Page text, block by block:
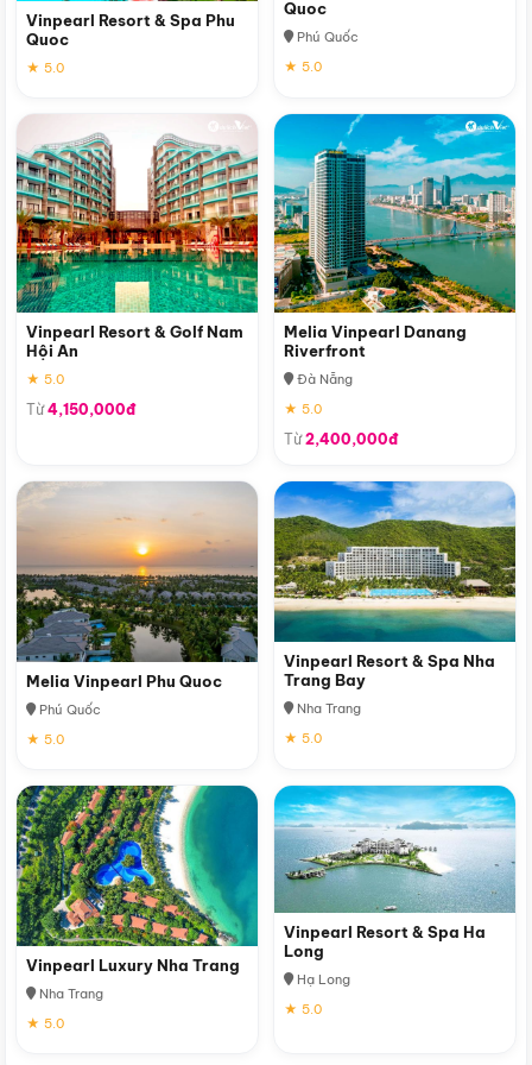
Vinpearl Resort & Spa Phu
Quoc
★ 5.0
Quoc
Phú Quốc
★ 5.0
Vinpearl Resort & Golf Nam
Hội An
★ 5.0
Từ4,150,000đ
Melia Vinpearl Danang
Riverfront
Đà Nẵng
★ 5.0
Từ2,400,000đ
Melia Vinpearl Phu Quoc
Phú Quốc
★ 5.0
Vinpearl Resort & Spa Nha
Trang Bay
Nha Trang
★ 5.0
Vinpearl Luxury Nha Trang
Nha Trang
★ 5.0
Vinpearl Resort & Spa Ha
Long
Hạ Long
★ 5.0